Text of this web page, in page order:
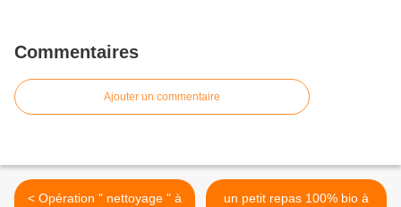
Commentaires
Ajouter un commentaire
< Opération " nettoyage " à
un petit repas 100% bio à